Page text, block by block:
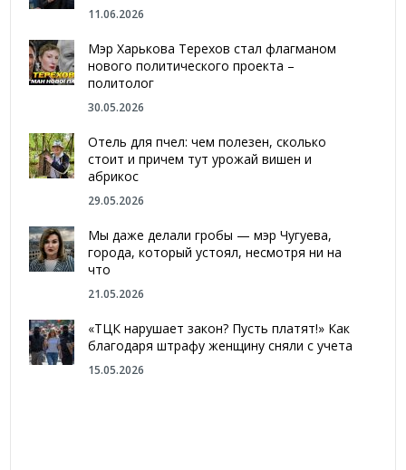
11.06.2026
Мэр Харькова Терехов стал флагманом
нового политического проекта –
политолог
30.05.2026
Отель для пчел: чем полезен, сколько
стоит и причем тут урожай вишен и
абрикос
29.05.2026
Мы даже делали гробы — мэр Чугуева,
города, который устоял, несмотря ни на
что
21.05.2026
«ТЦК нарушает закон? Пусть платят!» Как
благодаря штрафу женщину сняли с учета
15.05.2026